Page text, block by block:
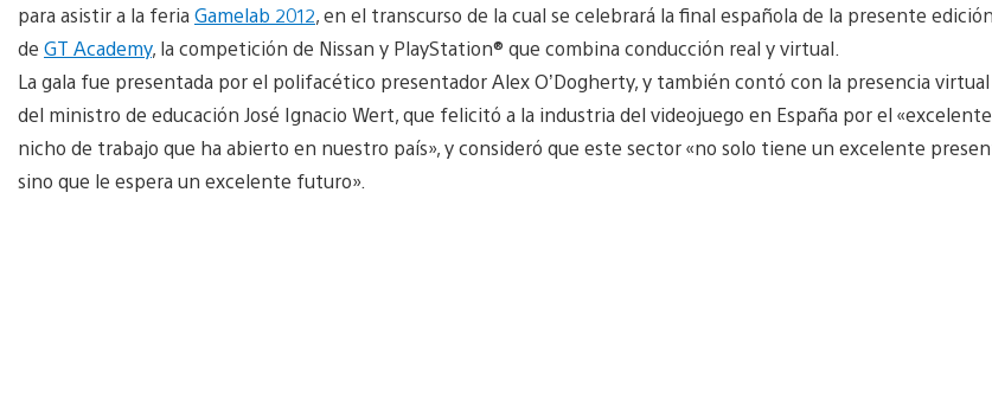
para asistir a la feria Gamelab 2012, en el transcurso de la cual se celebrará la final española de la presente edición
de GT Academy, la competición de Nissan y PlayStation® que combina conducción real y virtual.
La gala fue presentada por el polifacético presentador Alex O’Dogherty, y también contó con la presencia virtual
del ministro de educación José Ignacio Wert, que felicitó a la industria del videojuego en España por el «excelente
nicho de trabajo que ha abierto en nuestro país», y consideró que este sector «no solo tiene un excelente
sino que le espera un excelente futuro».